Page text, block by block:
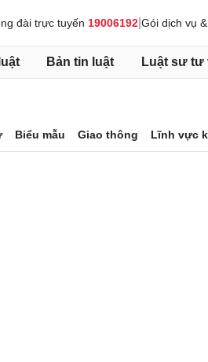
đài trực tuyến 19006192 Gói dịch vụ
Bản tin luật Luật sư tư
Biểu mẫu Giao thông Lĩnh vực